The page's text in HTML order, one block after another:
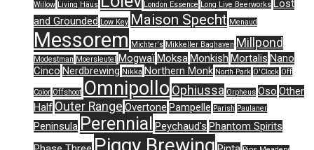
Willow Living Häus London Essence Long Live Beerworks Lost
and Grounded Low Key Maison Specht Menaud
Messorem Michter's Mikkeller Baghaven Millpond
Modestman Moersleutel MogwaïMoksaMonkish Mortalis Nano
Cinco Nerdbrewing Nikka Northern Monk North Park O'Clock Off
Color Offshoot Omnipollo Ophiussa Orpheus Oso Other
Half Outer Range Overtone Pampelle Parish Paulaner
Peninsula Perennial Peychaud's Phantom Spirits